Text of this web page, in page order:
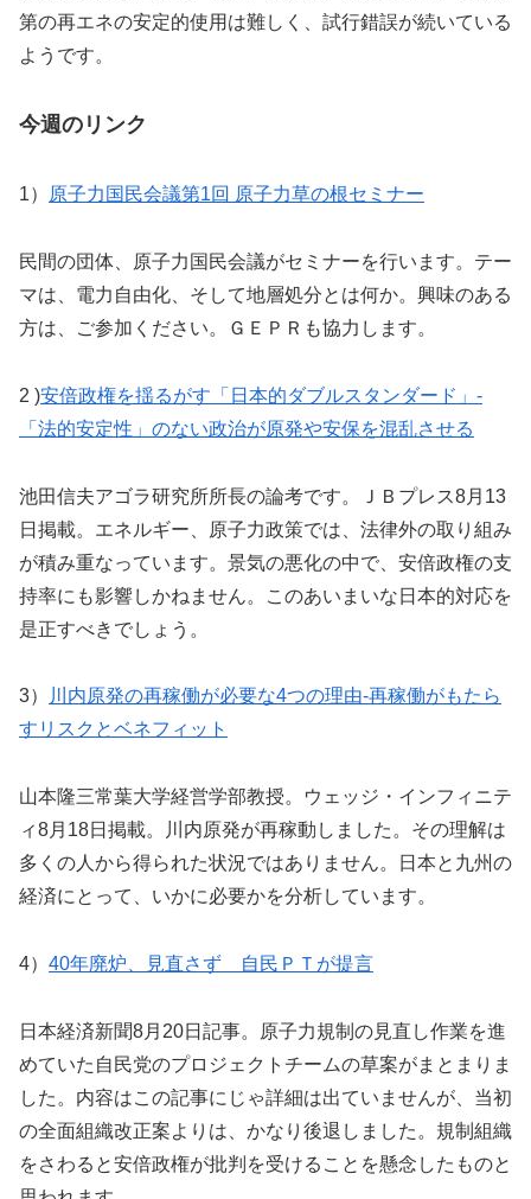
第の再エネの安定的使用は難しく、試行錯誤が続いている
ようです。
今週のリンク
1） 原子力国民会議第1回 原子力草の根セミナー
民間の団体、原子力国民会議がセミナーを行います。テー
マは、電力自由化、そして地層処分とは何か。興味のある
方は、ご参加ください。ＧＥＰＲも協力します。
2 )安倍政権を揺るがす「日本的ダブルスタンダード」-
「法的安定性」のない政治が原発や安保を混乱させる
池田信夫アゴラ研究所所長の論考です。ＪＢプレス8月13
日掲載。エネルギー、原子力政策では、法律外の取り組み
が積み重なっています。景気の悪化の中で、安倍政権の支
持率にも影響しかねません。このあいまいな日本的対応を
是正すべきでしょう。
3）
川内原発の再稼働が必要な4つの理由-再稼働がもたら
すリスクとベネフィット
山本隆三常葉大学経営学部教授。ウェッジ・インフィニテ
ィ8月18日掲載。川内原発が再稼動しました。その理解は
多くの人から得られた状況ではありません。日本と九州の
経済にとって、いかに必要かを分析しています。
4） 40年廃炉、見直さず 自民ＰＴが提言
日本経済新聞8月20日記事。原子力規制の見直し作業を進
めていた自民党のプロジェクトチームの草案がまとまりま
した。内容はこの記事にじゃ詳細は出ていませんが、当初
の全面組織改正案よりは、かなり後退しました。規制組織
をさわると安倍政権が批判を受けることを懸念したものと